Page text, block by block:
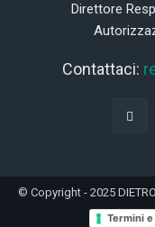
Direttore
Contattaci:
© Copyright - 2025
Termini